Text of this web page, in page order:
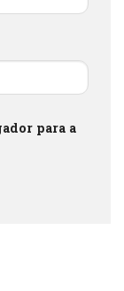
para a